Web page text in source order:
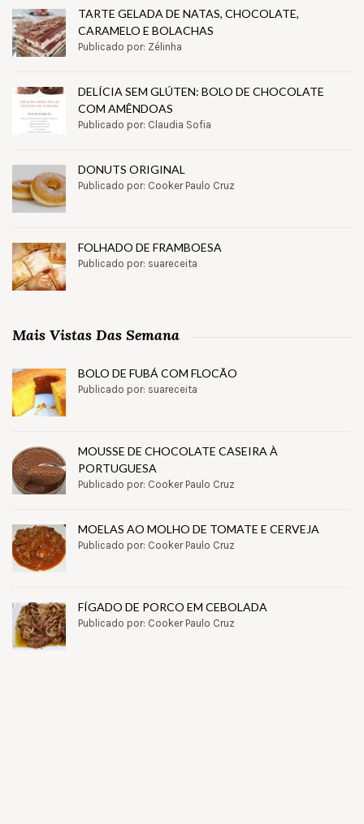
TARTE GELADA DE NATAS, CHOCOLATE,
CARAMELO E BOLACHAS
Publicado por: Zélinha
DELÍCIA SEM GLÚTEN: BOLO DE CHOCOLATE
COM AMÊNDOAS
Publicado por: Claudia Sofia
DONUTS ORIGINAL
Publicado por: Cooker Paulo Cruz
FOLHADO DE FRAMBOESA
Publicado por: suareceita
Mais Vistas Das Semana
BOLO DE FUBÁ COM FLOCÃO
Publicado por: suareceita
MOUSSE DE CHOCOLATE CASEIRA À
PORTUGUESA
Publicado por: Cooker Paulo Cruz
MOELAS AO MOLHO DE TOMATE E CERVEJA
Publicado por: Cooker Paulo Cruz
FÍGADO DE PORCO EM CEBOLADA
Publicado por: Cooker Paulo Cruz